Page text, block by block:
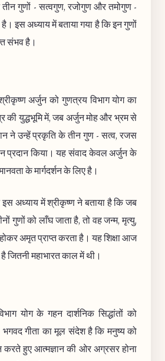
गुणों - सत्वगुण, रजोगुण और तमोगुण -
है। इस अध्याय में बताया गया है कि इन गुणों
संभव है।
अर्जुन को गुणत्रय विभाग योग का
की युद्धभूमि में, जब अर्जुन मोह और भ्रम से
ने उन्हें प्रकृति के तीन गुण - सत्व, रजस
प्रदान किया। यह संवाद केवल अर्जुन के
के मार्गदर्शन के लिए है।
अध्याय में श्रीकृष्ण ने बताया है कि जब
गुणों को लाँघ जाता है, तो वह जन्म, मृत्यु,
अमृत प्राप्त करता है। यह शिक्षा आज
जितनी महाभारत काल में थी।
योग के गहन दार्शनिक सिद्धांतों को
भगवद गीता का मूल संदेश है कि मनुष्य को
करते हुए आत्मज्ञान की ओर अग्रसर होना